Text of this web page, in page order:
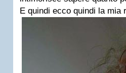
E quindi ecco quindi la mia